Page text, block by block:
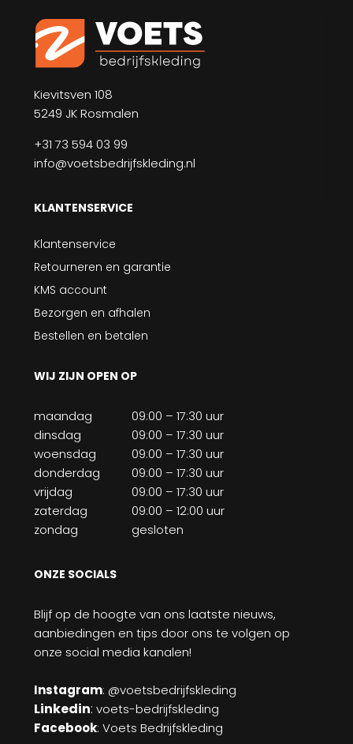
Kievitsven 108
5249 JK Rosmalen
+31 73 594 03 99
info@voetsbedrijfskleding.nl
KLANTENSERVICE
Klantenservice
Retourneren en garantie
KMS account
Bezorgen en afhalen
Bestellen en betalen
WIJ ZIJN OPEN OP
maandag
09:00 – 17:30 uur
dinsdag
09:00 – 17:30 uur
woensdag
09:00 – 17:30 uur
donderdag
09:00 – 17:30 uur
vrijdag
09:00 – 17:30 uur
zaterdag
09:00 – 12:00 uur
zondag
gesloten
ONZE SOCIALS
Blijf op de hoogte van ons laatste nieuws,
aanbiedingen en tips door ons te volgen op
onze social media kanalen!
Instagram: @voetsbedrijfskleding
Linkedin: voets-bedrijfskleding
Facebook: Voets Bedrijfskleding